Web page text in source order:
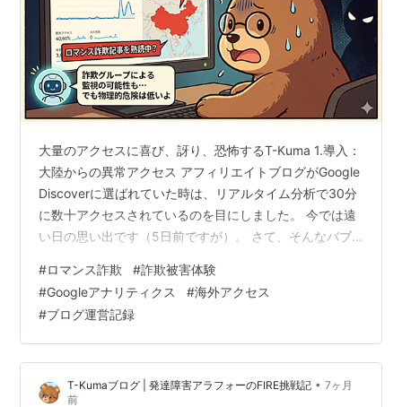
大量のアクセスに喜び、訝り、恐怖するT-Kuma 1.導入：
大陸からの異常アクセス アフィリエイトブログがGoogle
Discoverに選ばれていた時は、リアルタイム分析で30分
に数十アクセスされているのを目にしました。 今では遠
い日の思い出です（5日前ですが）。 さて、そんなバブ
（当ブログ）で発生していました。 時間にして、1時間程
度だったと思います。 画像はGoogleアナリティクスより
引用 当初は「もしかしてメインブログもDiscoverに選ば
れたかな！？」と大喜びでした。 しかし直後に、アクセ
スの大半が中国と香港からである点に違和感を…
#ロマンス詐欺 #詐欺被害体験
#Googleアナリティクス #海外アクセス
#ブログ運営記録
T-Kumaブログ | 発達障害アラフォーのFIRE挑戦記 • 7ヶ月
前